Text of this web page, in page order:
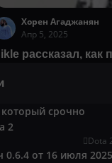
Хорен Агаджанян
Апр 5, 2025
рассказал, как
срочно
2
Dota
0.6.4 от 16 июля 2025